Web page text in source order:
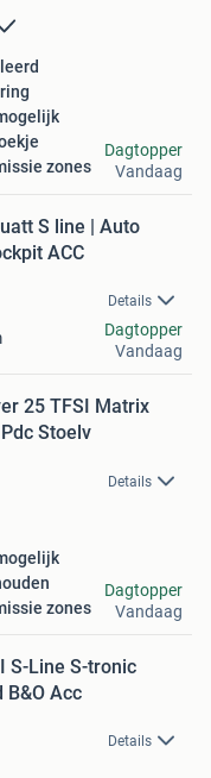
zones
Dagtopper
Vandaag
S line | Auto
ACC
Details
Dagtopper
Vandaag
25 TFSI Matrix
Stoelv
Details
zones
Dagtopper
Vandaag
S-Line S-tronic
B&O Acc
Details